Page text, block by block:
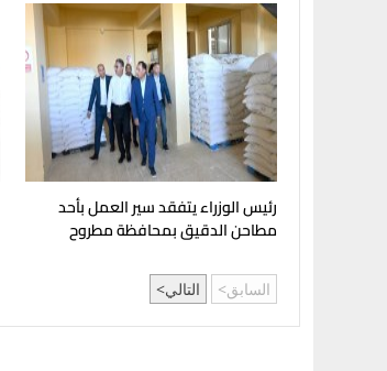
رئيس الوزراء يتفقد سير العمل بأحد
مطاحن الدقيق بمحافظة مطروح
السابق التالي